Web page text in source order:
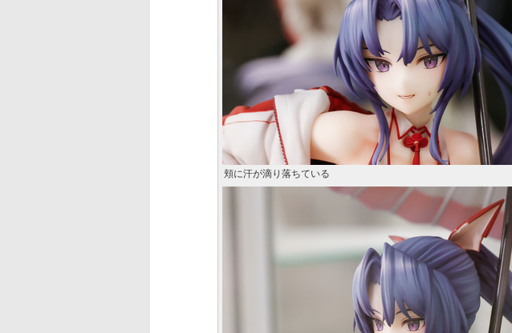
頬に汗が滴り落ちている